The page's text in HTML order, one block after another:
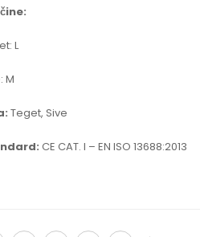
L
M
Teget, Sive
CE CAT. I – EN ISO 13688:2013